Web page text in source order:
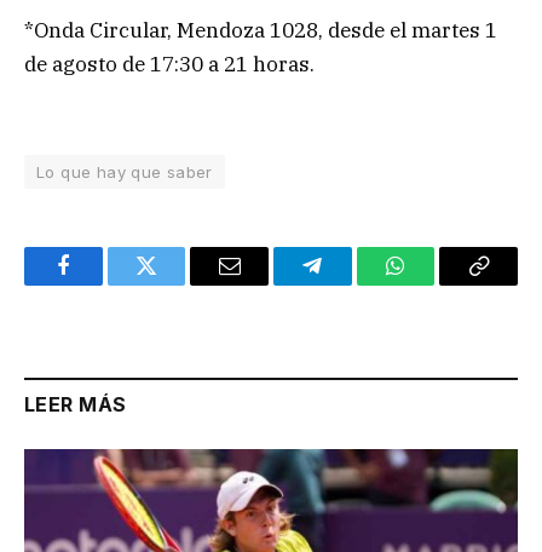
*Onda Circular, Mendoza 1028, desde el martes 1
de agosto de 17:30 a 21 horas.
Lo que hay que saber
FacebookTwitter Email TelegramWhatsAppCopy
LEER MÁS